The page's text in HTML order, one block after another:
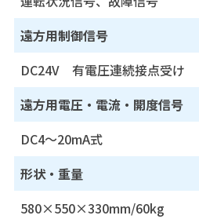
遠方用制御信号
DC24V 有電圧連続接点受け
遠方用電圧・電流・開度信号
DC4～20mA式
形状・重量
580×550×330mm/60kg